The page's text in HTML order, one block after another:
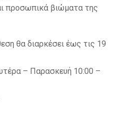
προσωπικά βιώματα της
θα διαρκέσει έως τις 19
– Παρασκευή 10:00 –